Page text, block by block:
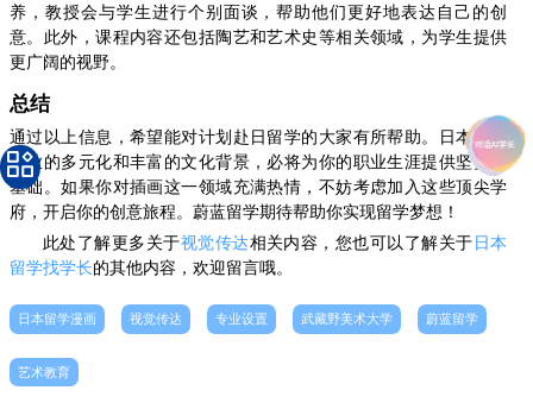
养，教授会与学生进行个别面谈，帮助他们更好地表达自己的创
意。此外，课程内容还包括陶艺和艺术史等相关领域，为学生提供
更广阔的视野。
总结
通过以上信息，希望能对计划赴日留学的大家有所帮助。日本插画
专业的多元化和丰富的文化背景，必将为你的职业生涯提供坚实的
基础。如果你对插画这一领域充满热情，不妨考虑加入这些顶尖学
府，开启你的创意旅程。蔚蓝留学期待帮助你实现留学梦想！
此处了解更多关于视觉传达相关内容，您也可以了解关于 日本
留学找学长的其他内容，欢迎留言哦。
日本留学漫画 视觉传达 专业设置 武藏野美术大学 蔚蓝留学
艺术教育